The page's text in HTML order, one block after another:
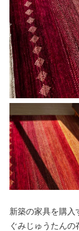
新築の家具を購入
ぐみじゅうたん